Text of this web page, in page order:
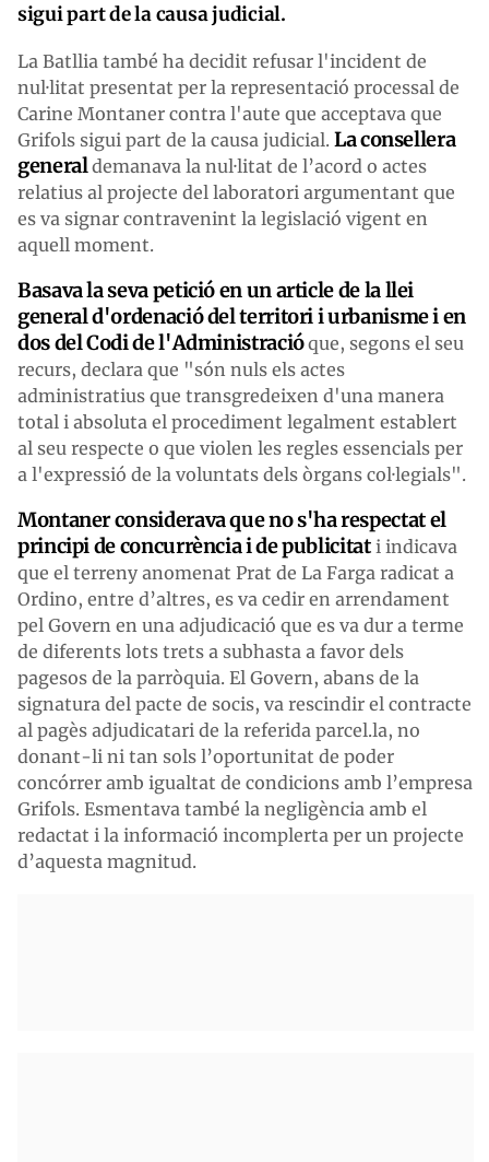
sigui part de la causa judicial.
La Batllia també ha decidit refusar l'incident de
nul·litat presentat per la representació processal de
Carine Montaner contra l'aute que acceptava que
Grifols sigui part de la causa judicial. La consellera
generaldemanava la nul·litat de l’acord o actes
relatius al projecte del laboratori argumentant que
es va signar contravenint la legislació vigent en
aquell moment.
Basava la seva petició en un article de la llei
general d'ordenació del territori i urbanisme i en
dos del Codi de l'Administracióque, segons el seu
recurs, declara que "són nuls els actes
administratius que transgredeixen d'una manera
total i absoluta el procediment legalment establert
al seu respecte o que violen les regles essencials per
a l'expressió de la voluntats dels òrgans col·legials".
Montaner considerava que no s'ha respectat el
principi de concurrència i de publicitati indicava
que el terreny anomenat Prat de La Farga radicat a
Ordino, entre d’altres, es va cedir en arrendament
pel Govern en una adjudicació que es va dur a terme
de diferents lots trets a subhasta a favor dels
pagesos de la parròquia. El Govern, abans de la
signatura del pacte de socis, va rescindir el contracte
al pagès adjudicatari de la referida parcel.la, no
donant-li ni tan sols l’oportunitat de poder
concórrer amb igualtat de condicions amb l’empresa
Grifols. Esmentava també la negligència amb el
redactat i la informació incomplerta per un projecte
d’aquesta magnitud.